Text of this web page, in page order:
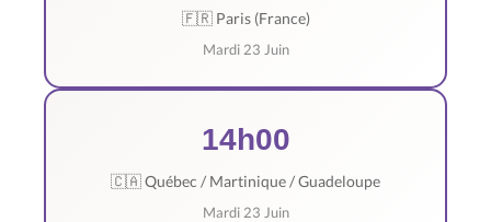
🇫🇷 Paris (France)
Mardi 23 Juin
14h00
🇨🇦 Québec / Martinique / Guadeloupe
Mardi 23 Juin